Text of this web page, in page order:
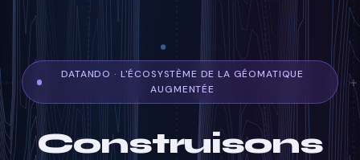
DATANDO · L'ÉCOSYSTÈME DE LA GÉOMATIQUE
AUGMENTÉE
Construisons